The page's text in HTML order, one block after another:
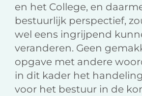
en het College, en
bestuurlijk perspectief,
wel eens ingrijpend
veranderen. Geen
opgave met andere
in dit kader het
voor het bestuur in de